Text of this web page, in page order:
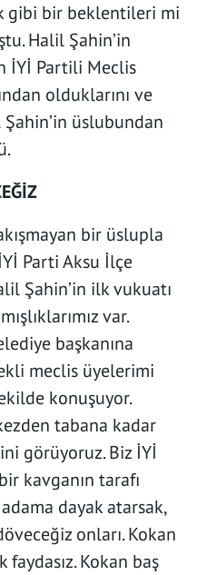
gibi bir beklentileri mi
Halil Şahin’in
İYİ Partili Meclis
olduklarını ve
üslubundan
bir üslupla
Parti Aksu İlçe
Şahin’in ilk vukuatı
var.
başkanına
meclis üyelerimi
konuşuyor.
tabana kadar
görüyoruz. Biz İYİ
kavganın tarafı
dayak atarsak,
onları. Kokan
Kokan baş